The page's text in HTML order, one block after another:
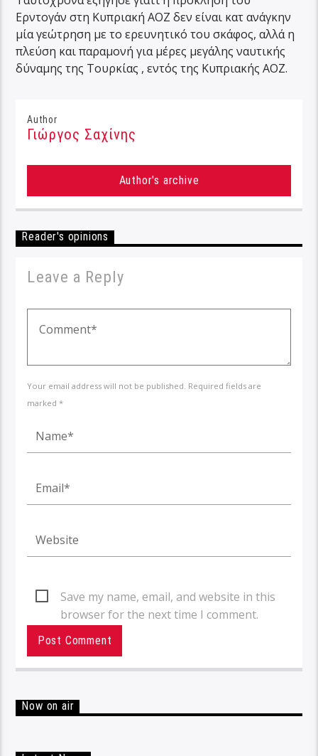
Ερντογάν στη Κυπριακή ΑΟΖ δεν είναι κατ ανάγκην
μία γεώτρηση με το ερευνητικό του σκάφος, αλλά η
πλεύση και παραμονή για μέρες μεγάλης ναυτικής
δύναμης της Τουρκίας , εντός της Κυπριακής ΑΟΖ.
Author
Γιώργος Σαχίνης
Author's archive
Reader's opinions
Leave a Reply
Your email address will not be published. Required fields are
marked *
Save my name, email, and website in this
browser for the next time I comment.
Now on air